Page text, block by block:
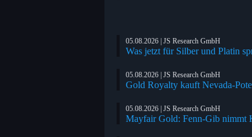
05.08.2026 | JS Research GmbH
Was jetzt für Silber und Platin
05.08.2026 | JS Research GmbH
Gold Royalty kauft Nevada-
05.08.2026 | JS Research GmbH
Mayfair Gold: Fenn-Gib nimmt